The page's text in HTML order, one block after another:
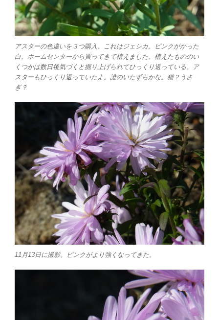
アスターの色違いを３つ購入。これはジェシカ。ピンクがかった
白。ホームセンターから買ってきて植えました。植えたもののい
くつかは数日後気づくと掘り上げられてひっくり返っている。ア
スターもひっくり返っていたよ。誰のいたずらかな。猫？うさ
ぎ？
11月13日に撮影。ピンクがより強くなってきた。